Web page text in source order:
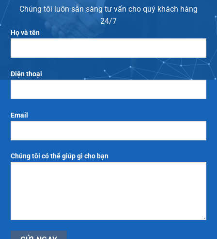
Chúng tôi luôn sẵn sàng tư vấn cho quý khách hàng
24/7
Họ và tên
Điện thoại
Email
Chúng tôi có thể giúp gì cho bạn